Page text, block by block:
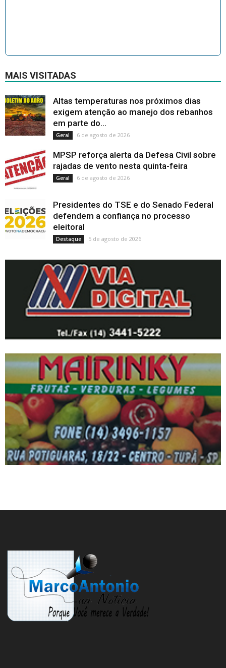
MAIS VISITADAS
Altas temperaturas nos próximos dias
exigem atenção ao manejo dos rebanhos
em parte do...
Geral 6 de agosto de 2026
MPSP reforça alerta da Defesa Civil sobre
rajadas de vento nesta quinta-feira
Geral 6 de agosto de 2026
Presidentes do TSE e do Senado Federal
defendem a confiança no processo
eleitoral
Destaque 5 de agosto de 2026